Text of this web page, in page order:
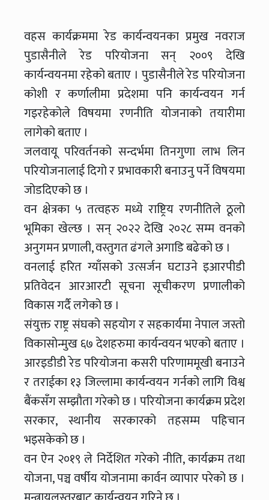
वहस कार्यक्रममा रेड कार्यन्वयनका प्रमुख नवराज
पुडासैनीले रेड परियोजना सन् २००९ देखि
कार्यन्वयनमा रहेको बताए । पुडासैनीले रेड परियोजना
कोशी र कर्णालीमा प्रदेशमा पनि कार्यन्वयन गर्न
गइरहेकोले विषयमा रणनीति योजनाको तयारीमा
लागेको बताए ।
जलवायू परिवर्तनको सन्दर्भमा तिनगुणा लाभ लिन
परियोजनालाई दिगो र प्रभावकारी बनाउनु पर्ने विषयमा
जोडदिएको छ ।
वन क्षेत्रका ५ तत्वहरु मध्ये राष्ट्रिय रणनीतिले ठूलो
भूमिका खेल्छ । सन् २०२२ देखि २०२८ सम्म वनको
अनुगमन प्रणाली, वस्तुगत ढंगले अगाडि बढेको छ ।
वनलाई हरित ग्याँसको उत्सर्जन घटाउने इआरपीडी
प्रतिवेदन आरआरटी सूचना सूचीकरण प्रणालीको
विकास गर्दै लगेको छ ।
संयुक्त राष्ट्र संघको सहयोग र सहकार्यमा नेपाल जस्तो
विकासोन्मुख ६७ देशहरुमा कार्यन्वयन भएको बताए ।
आरइडीडी रेड परियोजना कसरी परिणाममूखी बनाउने
र तराईका १३ जिल्लामा कार्यन्वयन गर्नको लागि विश्व
बैंकसँग सम्झौता गरेको छ । परियोजना कार्यक्रम प्रदेश
सरकार, स्थानीय सरकारको तहसम्म पहिचान
भइसकेको छ ।
वन ऐन २०१९ ले निर्देशित गरेको नीति, कार्यक्रम तथा
योजना, पञ्च वर्षीय योजनामा कार्वन व्यापार परेको छ ।